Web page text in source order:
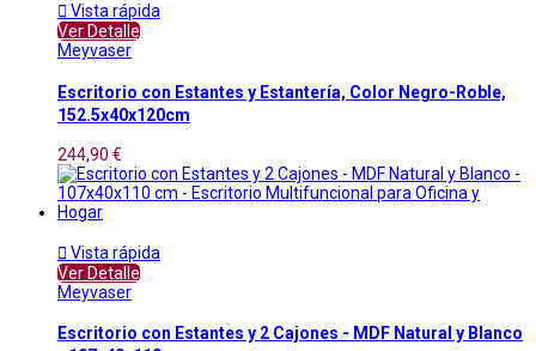
 Vista rápida
Ver Detalle
Meyvaser
Escritorio con Estantes y Estantería, Color Negro-Roble,
152.5x40x120cm
244,90 €
 Vista rápida
Ver Detalle
Meyvaser
Escritorio con Estantes y 2 Cajones - MDF Natural y Blanco